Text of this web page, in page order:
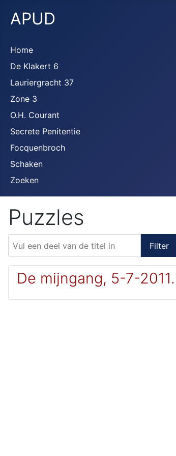
APUD
Home
De Klakert 6
Lauriergracht 37
Zone 3
O.H. Courant
Secrete Penitentie
Focquenbroch
Schaken
Zoeken
Puzzles
Filter
De mijngang, 5-7-2011.